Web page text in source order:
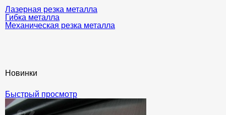
Лазерная резка металла
Гибка металла
Механическая резка металла
Новинки
Быстрый просмотр